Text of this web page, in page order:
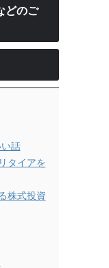
どのご
話
タイアを
株式投資